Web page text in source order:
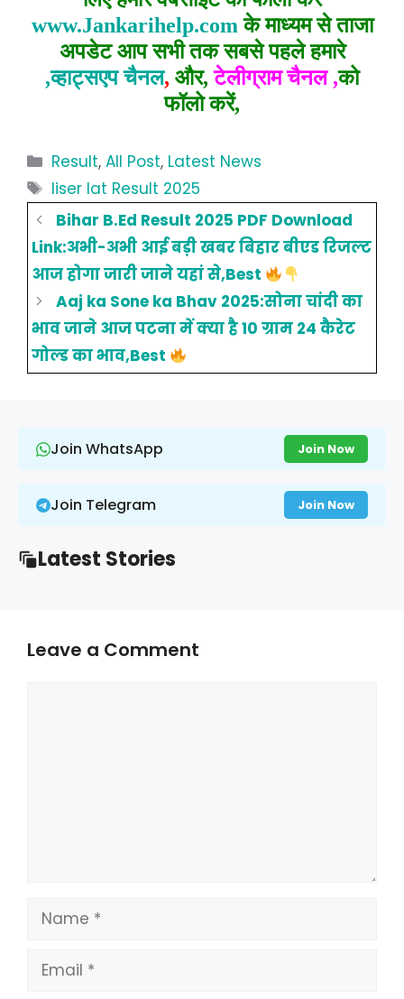
www.Jankarihelp.comके माध्यम से ताजा
अपडेट आप सभी तक सबसे पहले हमारे
,व्हाट्सएप चैनल, और, टेलीग्राम चैनल ,को
फॉलो करें,
Categories
Result,All Post, Latest News
Tags
Iiser Iat Result 2025
Bihar B.Ed Result 2025 PDF Download
Link:अभी-अभी आई बड़ी खबर बिहार बीएड रिजल्ट
आज होगा जारी जाने यहां से,Best
Aaj ka Sone ka Bhav 2025:सोना चांदी का
भाव जाने आज पटना में क्या है 10 ग्राम 24 कैरेट
गोल्ड का भाव,Best
Join WhatsApp Join Now
Join Telegram Join Now
Latest Stories
Leave a Comment
Name
Email